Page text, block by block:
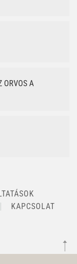
ORVOS A
KAPCSOLAT